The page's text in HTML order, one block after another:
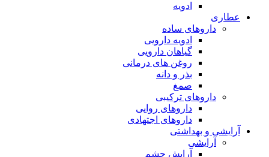
ادویه
عطاری
داروهای ساده
ادویه دارویی
گیاهان دارویی
روغن های درمانی
بذر و دانه
صمغ
داروهای ترکیبی
داروهای روایی
داروهای اجتهادی
آرایشی و بهداشتی
آرایشی
آرایش چشم